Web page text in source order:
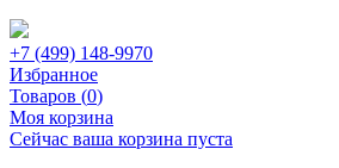
+7 (499) 148-9970
Избранное
Товаров (0)
Моя корзина
Сейчас ваша корзина пуста